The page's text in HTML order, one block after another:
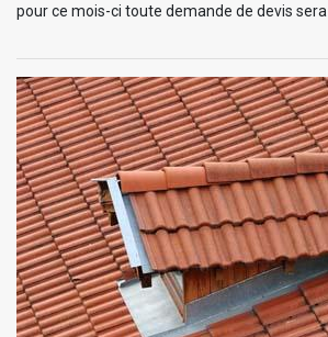
pour ce mois-ci toute demande de devis